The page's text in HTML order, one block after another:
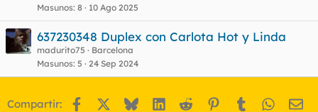
Masunos 8 10 Ago 2025
637230348 Duplex con Carlota Hot y Linda
madurito75
Barcelona
Masunos 5 24 Sep 2024
Compartir: Facebook BlueskyLinkedIn
Reddit Pinterest
Tumblr